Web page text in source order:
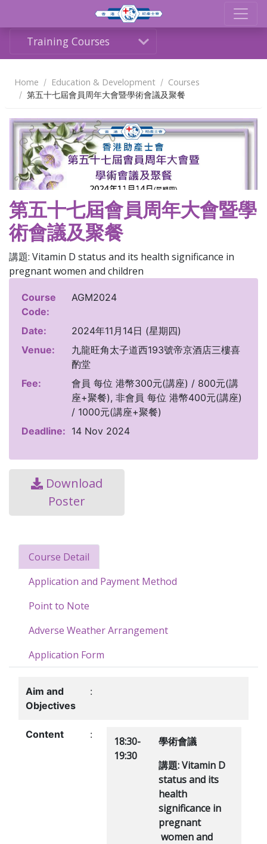
Training Courses
Home Education & Development Courses
第五十七屆會員周年大會暨學術會議及聚餐
Share
第五十七屆會員周年大會暨學
術會議及聚餐
講題: Vitamin D status and its health significance in
pregnant women and children
Course
Code:
AGM2024
Date:
2024年11月14日 (星期四)
Venue:
九龍旺角太子道西193號帝京酒店三樓喜
酌堂
Fee:
會員 每位 港幣300元(講座) / 800元(講
座+聚餐), 非會員 每位 港幣400元(講座)
/ 1000元(講座+聚餐)
Deadline: 14 Nov 2024
Download
Poster
Course Detail
Application and Payment Method
Point to Note
Adverse Weather Arrangement
Application Form
Aim and
Objectives
:
Content :
18:30-
19:30
學術會議
講題:Vitamin D
status and its
health
significance in
pregnant
women and